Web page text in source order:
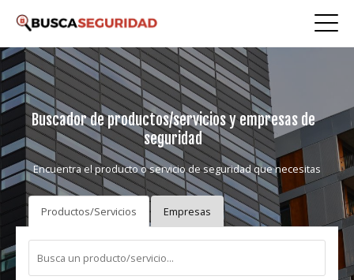
Buscador de productos/servicios y empresas de
seguridad
Encuentra el producto o servicio de seguridad que necesitas
Productos/Servicios Empresas